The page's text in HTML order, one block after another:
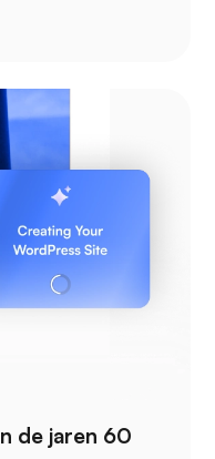
de jaren 60